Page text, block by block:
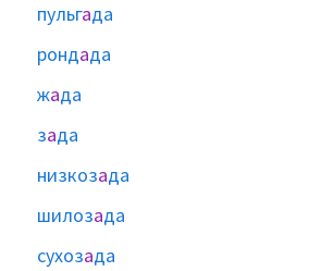
пульгада
рондада
жада
зада
низкозада
шилозада
сухозада